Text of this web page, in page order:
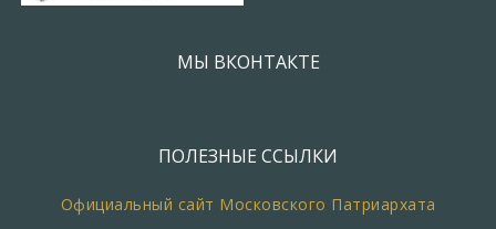
МЫ ВКОНТАКТЕ
ПОЛЕЗНЫЕ ССЫЛКИ
Официальный сайт Московского Патриархата